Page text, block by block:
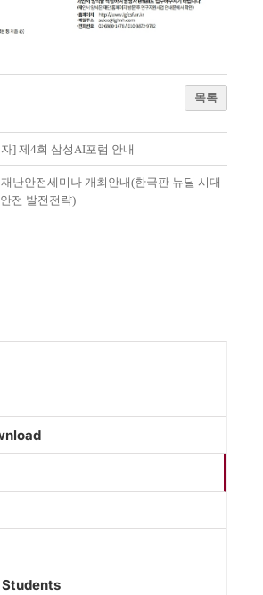
목록
] 제4회 삼성AI포럼 안내
난안전세미나 개최안내(한국판 뉴딜 시대
전 발전전략)